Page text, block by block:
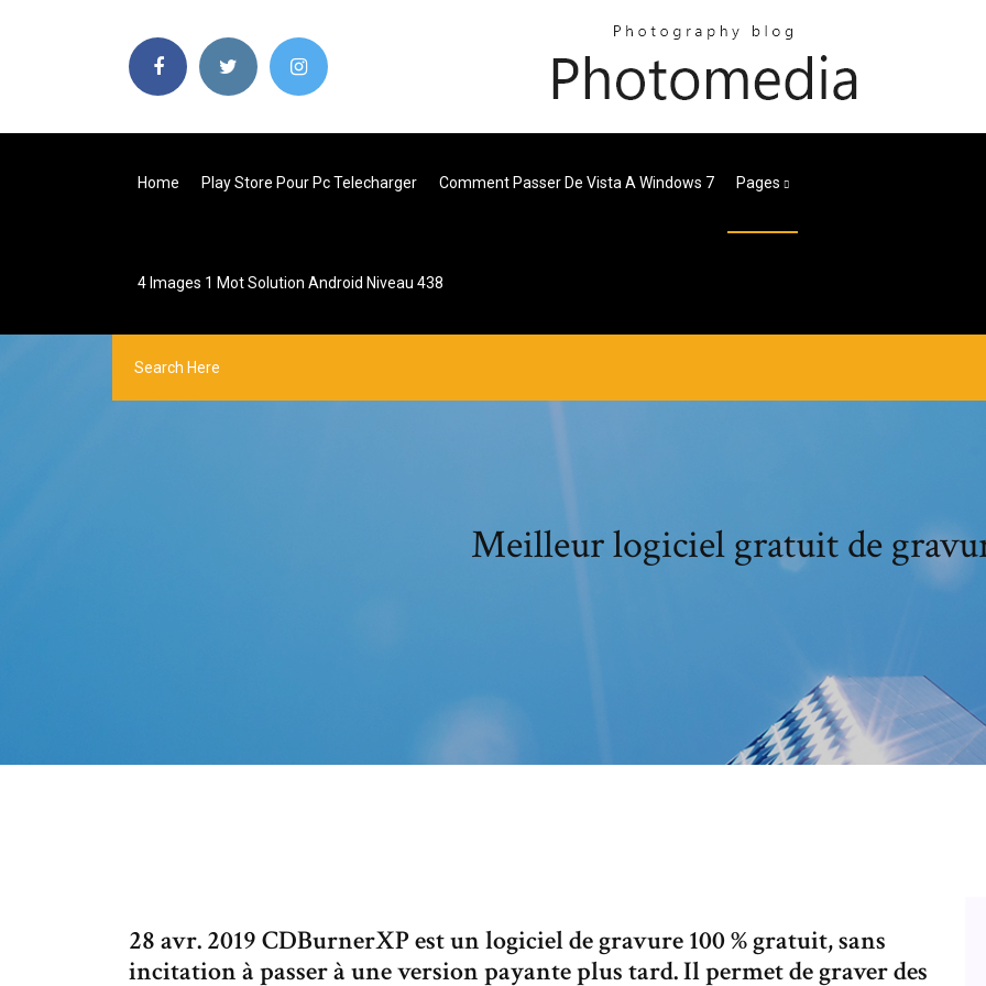
Home Play Store Pour Pc Telecharger Comment Passer De Vista A Windows 7 Pages
4 Images 1 Mot Solution Android Niveau 438
Meilleur logiciel gratuit de
28 avr. 2019 CDBurnerXP est un logiciel de gravure 100 % gratuit, sans
incitation à passer à une version payante plus tard. Il permet de graver des